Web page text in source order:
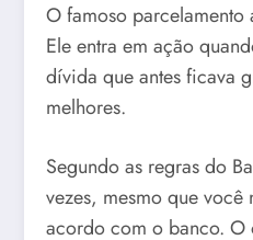
O famoso
Ele entra em ação
dívida que antes ficava
melhores.
Segundo as regras do
vezes, mesmo que
acordo com o banco. O